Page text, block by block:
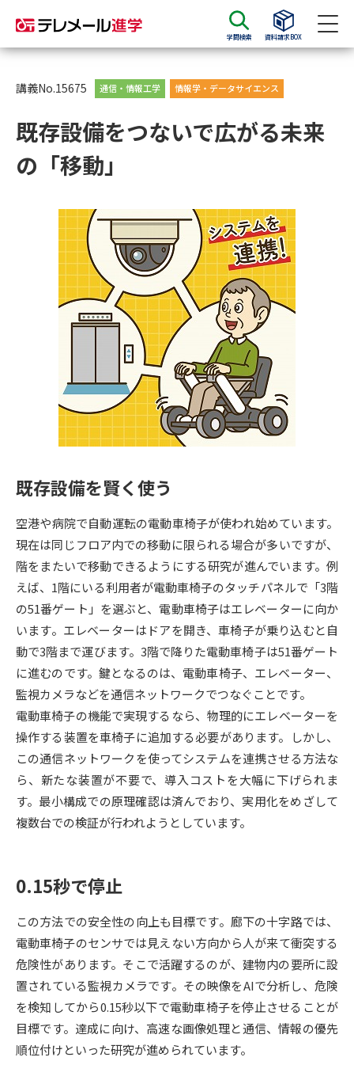
学問検索 資料請求BOX
資料請求 資料検索
大学・短大の資料種類から請求
総合型選抜・学校推薦型選抜 募
集要項＆願書
大学入学共通テスト利用選抜の
募集要項＆願書
過去問題集
大学・短大以外の資料から請求
大学院の資料請求
留学・進学関連、塾・予備校
大学入学共通テスト「受験案
内」の請求
大学入学共通テスト「受験上の
配慮案内」の請求
高等学校卒業程度認定試験
幼稚園教員資格認定試験
高等学校（情報）教員資格認定
試験
大学研究 大学検索
大学で学べる内容や特徴を調べる
新増設大学・学部・学科特集
国際・グローバルに強い大学特
データサイエンス特集 奨学金・特待生制度特集
デジタルパンフレット 進路の３択
新学年スタート号特集ページ
新学年スタート号特集ページ
オープンキャンパスなどを調べる
オープンキャンパス検索 実施プログラムから探す
来場型・Web型イベント特集 夢ナビライブ
講義No.15675 通信・情報工学 情報学・データサイエンス
既存設備をつないで広がる未来
の「移動」
既存設備を賢く使う
空港や病院で自動運転の電動車椅子が使われ始めています。
現在は同じフロア内での移動に限られる場合が多いですが、
階をまたいで移動できるようにする研究が進んでいます。例
えば、1階にいる利用者が電動車椅子のタッチパネルで「3階
の51番ゲート」を選ぶと、電動車椅子はエレベーターに向か
います。エレベーターはドアを開き、車椅子が乗り込むと自
動で3階まで運びます。3階で降りた電動車椅子は51番ゲート
に進むのです。鍵となるのは、電動車椅子、エレベーター、
監視カメラなどを通信ネットワークでつなぐことです。
電動車椅子の機能で実現するなら、物理的にエレベーターを
操作する装置を車椅子に追加する必要があります。しかし、
この通信ネットワークを使ってシステムを連携させる方法な
ら、新たな装置が不要で、導入コストを大幅に下げられま
す。最小構成での原理確認は済んでおり、実用化をめざして
複数台での検証が行われようとしています。
0.15秒で停止
この方法での安全性の向上も目標です。廊下の十字路では、
電動車椅子のセンサでは見えない方向から人が来て衝突する
危険性があります。そこで活躍するのが、建物内の要所に設
置されている監視カメラです。その映像をAIで分析し、危険
を検知してから0.15秒以下で電動車椅子を停止させることが
目標です。達成に向け、高速な画像処理と通信、情報の優先
順位付けといった研究が進められています。